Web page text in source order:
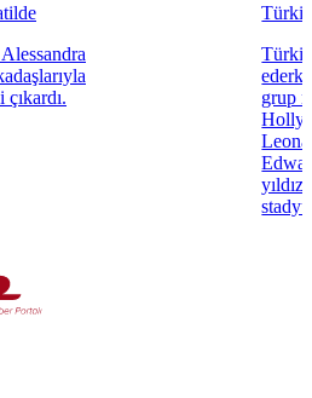
grup